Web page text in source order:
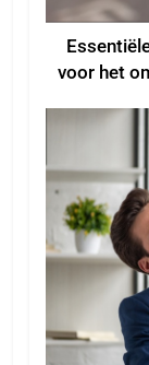
voor het